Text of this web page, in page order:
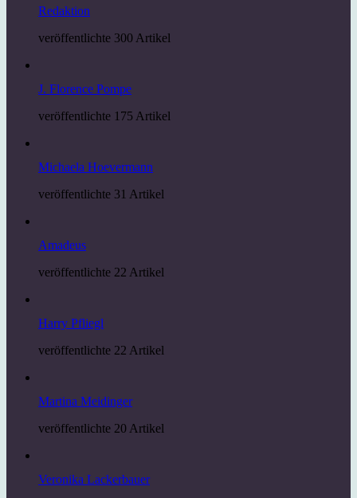
Redaktion
veröffentlichte 300 Artikel
J. Florence Pompe
veröffentlichte 175 Artikel
Michaela Hoevermann
veröffentlichte 31 Artikel
Amadeus
veröffentlichte 22 Artikel
Harry Pfliegl
veröffentlichte 22 Artikel
Martina Meidinger
veröffentlichte 20 Artikel
Veronika Lackerbauer